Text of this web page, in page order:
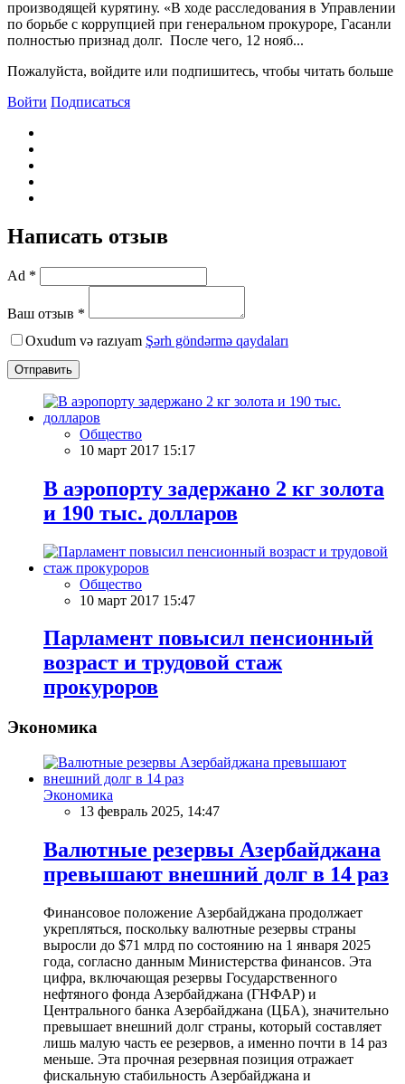
производящей курятину. «В ходе расследования в Управлении
по борьбе с коррупцией при генеральном прокуроре, Гасанли
полностью признад долг. После чего, 12 нояб...
Пожалуйста, войдите или подпишитесь, чтобы читать больше
Войти Подписаться
Написать отзыв
Ad *
Ваш отзыв *
Oxudum və razıyam Şərh göndərmə qaydaları
Отправить
Общество
10 март 2017 15:17
В аэропорту задержано 2 кг золота
и 190 тыс. долларов
Общество
10 март 2017 15:47
Парламент повысил пенсионный
возраст и трудовой стаж
прокуроров
Экономика
Экономика
13 февраль 2025, 14:47
Валютные резервы Азербайджана
превышают внешний долг в 14 раз
Финансовое положение Азербайджана продолжает
укрепляться, поскольку валютные резервы страны
выросли до $71 млрд по состоянию на 1 января 2025
года, согласно данным Министерства финансов. Эта
цифра, включающая резервы Государственного
нефтяного фонда Азербайджана (ГНФАР) и
Центрального банка Азербайджана (ЦБА), значительно
превышает внешний долг страны, который составляет
лишь малую часть ее резервов, а именно почти в 14 раз
меньше. Эта прочная резервная позиция отражает
фискальную стабильность Азербайджана и